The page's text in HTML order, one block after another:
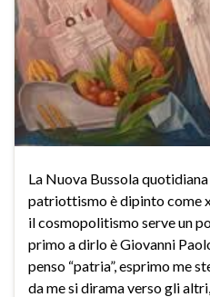
La Nuova Bussola
patriottismo è dipinto come
il cosmopolitismo serve un
primo a dirlo è Giovanni
penso “patria”, esprimo me
da me si dirama verso gli